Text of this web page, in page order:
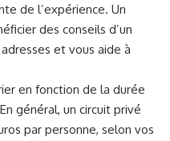
de l’expérience. Un
des conseils d’un
et vous aide à
en fonction de la durée
général, un circuit privé
par personne, selon vos